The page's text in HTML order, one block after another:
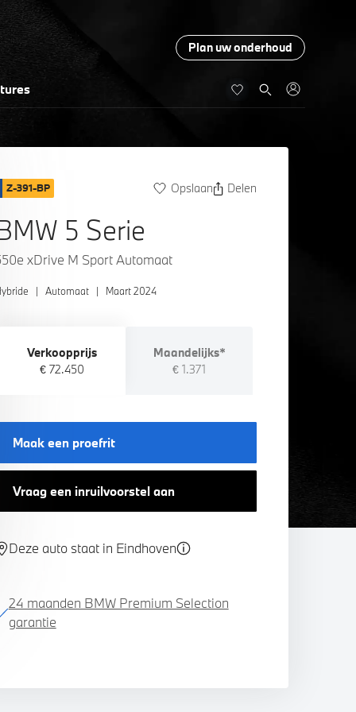
Plan uw onderhoud
Z-391-BP Opslaan Delen
5 Serie
xDrive M Sport Automaat
| Automaat | Maart 2024
Verkoopprijs
€ 72.450
Maandelijks*
€ 1.371
Maak een proefrit
Vraag een inruilvoorstel aan
Deze auto staat in Eindhoven
24 maanden BMW Premium Selection
garantie